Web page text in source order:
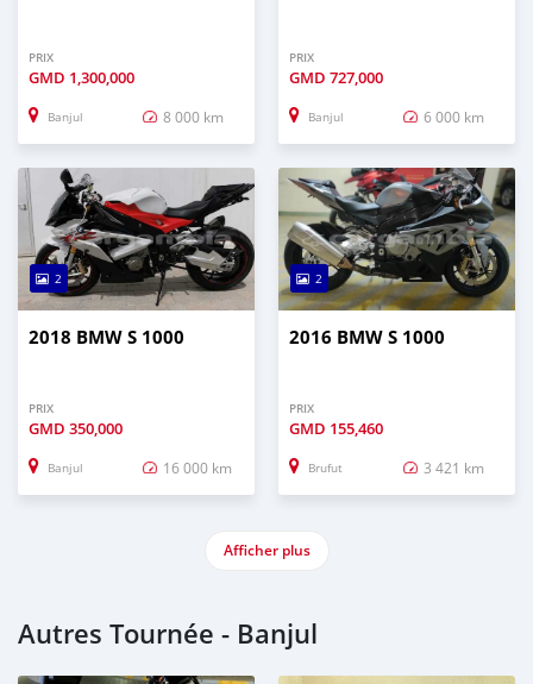
PRIX
GMD 1,300,000
Banjul 8 000 km
PRIX
GMD 727,000
Banjul 6 000 km
2
2018 BMW S 1000
PRIX
GMD 350,000
Banjul 16 000 km
2
2016 BMW S 1000
PRIX
GMD 155,460
Brufut 3 421 km
Afficher plus
Autres Tournée - Banjul